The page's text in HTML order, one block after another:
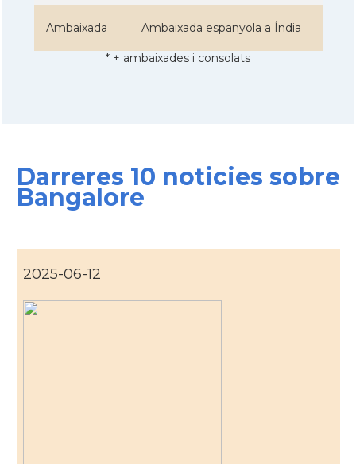
Ambaixada Ambaixada espanyola a Índia
* + ambaixades i consolats
Darreres 10 noticies sobre
Bangalore
2025-06-12